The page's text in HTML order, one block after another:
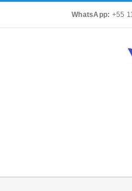
WhatsApp: +55